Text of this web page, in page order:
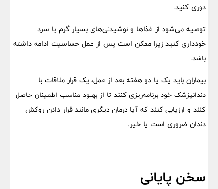
دوری کنید.
توصیه می‌شود از غذاها و نوشیدنی‌های بسیار گرم یا سرد
خودداری کنید زیرا ممکن است پس از عمل حساسیت ادامه داشته
باشد.
بیماران باید یک یا دو هفته بعد از عمل، یک قرار ملاقات با
دندانپزشک خود برنامه‌ریزی کنند تا از بهبود مناسب اطمینان حاصل
کنند و ارزیابی کنند که آیا درمان دیگری مانند قرار دادن روکش
دندان ضروری است یا خیر.
سخن پایانی